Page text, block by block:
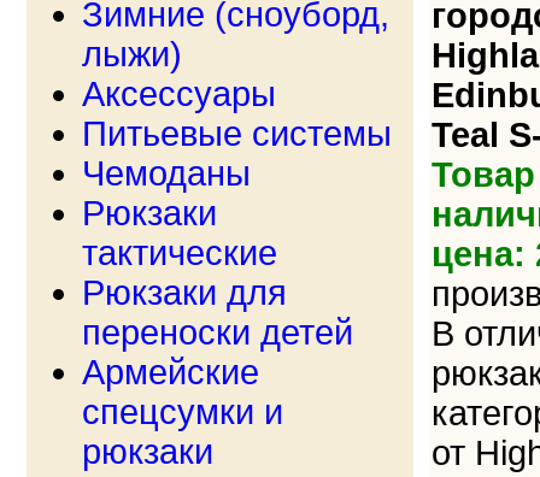
Зимние (сноуборд,
лыжи)
Аксессуары
Питьевые системы
Чемоданы
Рюкзаки
тактические
Рюкзаки для
переноски детей
Армейские
спецсумки и
рюкзаки
Teal
цена:
В
от